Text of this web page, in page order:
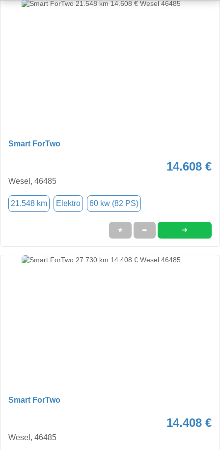
Smart ForTwo
14.608 €
Wesel, 46485
21.548 km Elektro 60 kw (82 PS)
★ ➦ ➜
Smart ForTwo
14.408 €
Wesel, 46485